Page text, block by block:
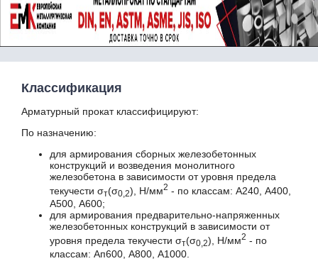
ОСТ 1-92048
ОСТ 1-92059
ОСТ 108.030.113
ОСТ 24.013.20-85
ОСТ 24.013.20-90
ОСТ 108.236.01
ТС 105-22
ТС 1015-91
ТУ 3-1002
ТУ 14-3Р-55
ТУ 14-3Р-77
Классификация
Арматурный прокат классифицируют:
По назначению:
для армирования сборных железобетонных
конструкций и возведения монолитного
железобетона в зависимости от уровня предела
текучести σт(σ0,2), Н/мм2 - по классам: А240, А400,
А500, А600;
для армирования предварительно-напряженных
железобетонных конструкций в зависимости от
уровня предела текучести σт(σ0,2), Н/мм2 - по
классам: Ап600, А800, А1000.